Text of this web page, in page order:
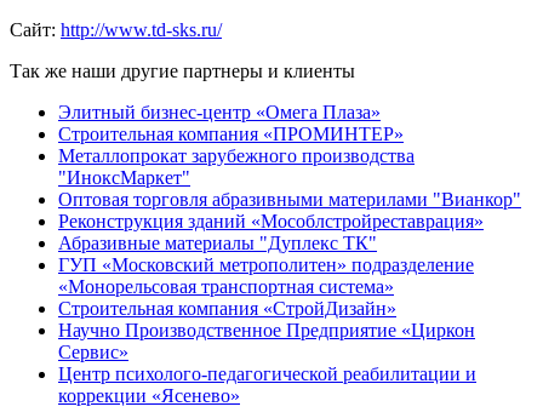
Сайт: http://www.td-sks.ru/
Так же наши другие партнеры и клиенты
Элитный бизнес-центр «Омега Плаза»
Строительная компания «ПРОМИНТЕР»
Металлопрокат зарубежного производства
"ИноксМаркет"
Оптовая торговля абразивными материлами "Вианкор"
Реконструкция зданий «Мособлстройреставрация»
Абразивные материалы "Дуплекс ТК"
ГУП «Московский метрополитен» подразделение
«Монорельсовая транспортная система»
Строительная компания «СтройДизайн»
Научно Производственное Предприятие «Циркон
Сервис»
Центр психолого-педагогической реабилитации и
коррекции «Ясенево»